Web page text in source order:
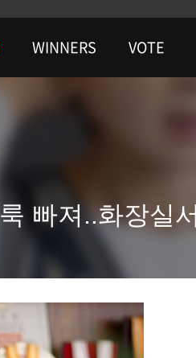
WINNERS VOTE
빠져..화장실